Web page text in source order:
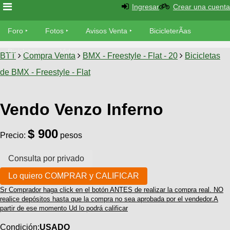
Foro
Foro
TÃ©cnica
Fotos
tu foto
Galeria
Bicicletas
Viajes
Descenso
SUBÃ
aviso
Buscar
Ultimos
as
Bicicletas
Bicicletas
Tandem
Videos
Cicloturismo
Ingresar Crear una cuenta
Foro Fotos Avisos Venta BicicleterÃ­as
Bicicletas Videos
BTT Compra Venta BMX - Freestyle - Flat - 20
Bicicletas
de BMX - Freestyle - Flat
Vendo Venzo Inferno
Precio: $ 900 pesos
Sr Comprador haga click en el botón ANTES de realizar la compra real. NO
realice depósitos hasta que la compra no sea aprobada por el vendedor.A
partir de ese momento Ud lo podrá calificar
Condición:USADO